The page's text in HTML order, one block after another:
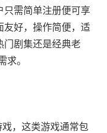
只需简单注册便可享
友好，操作简便，适
门剧集还是经典老
。
，这类游戏通常包